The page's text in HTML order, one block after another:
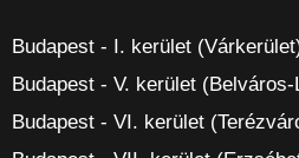
Budapest - I. kerület
Budapest - V. kerület
Budapest - VI. kerület